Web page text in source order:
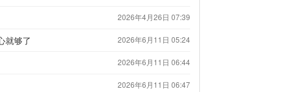
2026年4月26日 07:39
就够了 2026年6月11日 05:24
2026年6月11日 06:44
2026年6月11日 06:47